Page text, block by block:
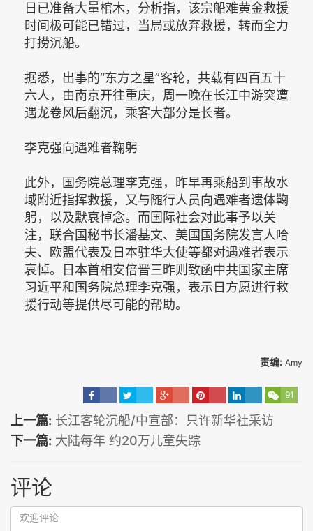
日已准备大量棺木，分析指，该宗船难黄金救援
时间极可能已错过，当局或放弃救援，转而全力
打捞沉船。
据悉，出事的“东方之星”客轮，共载有四百五十
六人，由南京开往重庆，周一晚在长江中游突遭
遇龙卷风后翻沉，乘客大部分是长者。
李克强向遇难者鞠躬
此外，国务院总理李克强，昨早再乘船到事故水
域附近指挥救援，又与随行人员向遇难者遗体鞠
躬，以及默哀悼念。而国际社会对此事予以关
注，联合国秘书长潘基文、美国国务院发言人哈
夫、欧盟代表及日本驻华大使等都对遇难者表示
哀悼。日本首相安倍晋三昨则致函中共国家主席
习近平和国务院总理李克强，表示日方愿进行救
援行动等提供尽可能的帮助。
责编: Amy
91
上一篇: 长江客轮沉船/中宣部：只许新华社采访
下一篇: 大陆每年 约20万儿童失踪
评论